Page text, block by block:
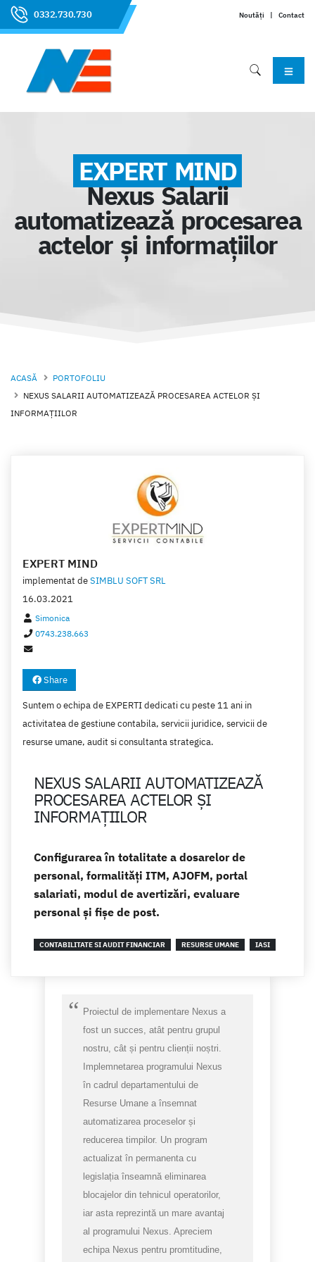
0332.730.730 Noutăți | Contact
EXPERT MIND
Nexus Salarii
automatizează procesarea
actelor şi informaţiilor
ACASĂ
PORTOFOLIU
NEXUS SALARII AUTOMATIZEAZĂ PROCESAREA ACTELOR ŞI
INFORMAŢIILOR
EXPERT MIND
implementat deSIMBLU SOFT SRL
16.03.2021
Simonica
0743.238.663
Share
Suntem o echipa de EXPERTI dedicati cu peste 11 ani in
activitatea de gestiune contabila, servicii juridice, servicii de
resurse umane, audit si consultanta strategica.
NEXUS SALARII AUTOMATIZEAZĂ
PROCESAREA ACTELOR ŞI
INFORMAŢIILOR
Configurarea în totalitate a dosarelor de
personal, formalități ITM, AJOFM, portal
salariati, modul de avertizări, evaluare
personal și fișe de post.
CONTABILITATE SI AUDIT FINANCIAR RESURSE UMANE IASI
Proiectul de implementare Nexus a
fost un succes, atât pentru grupul
nostru, cât și pentru clienții noștri.
Implemnetarea programului Nexus
în cadrul departamentului de
Resurse Umane a însemnat
automatizarea proceselor și
reducerea timpilor. Un program
actualizat în permanenta cu
legislația înseamnă eliminarea
blocajelor din tehnicul operatorilor,
iar asta reprezintă un mare avantaj
al programului Nexus. Apreciem
echipa Nexus pentru promtitudine,